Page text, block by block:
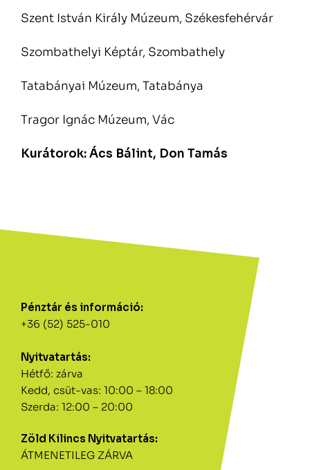
Pénztár és információ:
+36 (52) 525-010
Nyitvatartás:
Hétfő: zárva
Kedd, csüt-vas: 10:00 – 18:00
Szerda: 12:00 – 20:00
Zöld Kilincs Nyitvatartás:
ÁTMENETILEG ZÁRVA
Szent István Király Múzeum, Székesfehérvár
Szombathelyi Képtár, Szombathely
Tatabányai Múzeum, Tatabánya
Tragor Ignác Múzeum, Vác
Kurátorok: Ács Bálint, Don Tamás